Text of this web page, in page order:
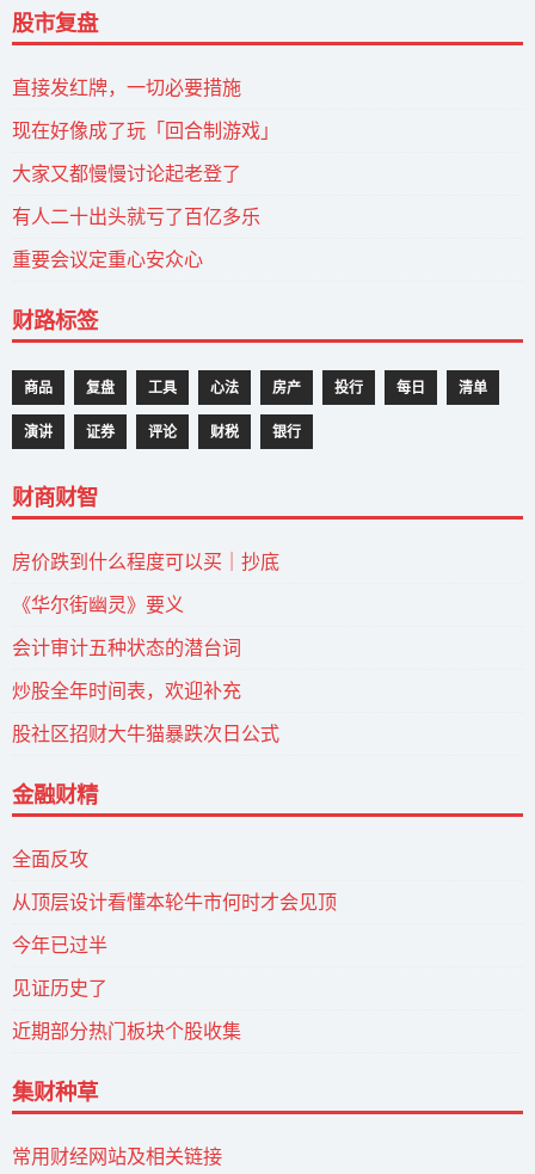
股市复盘
直接发红牌，一切必要措施
现在好像成了玩「回合制游戏」
大家又都慢慢讨论起老登了
有人二十出头就亏了百亿多乐
重要会议定重心安众心
财路标签
商品 复盘 工具 心法 房产 投行 每日 清单
演讲 证券 评论 财税 银行
财商财智
房价跌到什么程度可以买｜抄底
《华尔街幽灵》要义
会计审计五种状态的潜台词
炒股全年时间表，欢迎补充
股社区招财大牛猫暴跌次日公式
金融财精
全面反攻
从顶层设计看懂本轮牛市何时才会见顶
今年已过半
见证历史了
近期部分热门板块个股收集
集财种草
常用财经网站及相关链接